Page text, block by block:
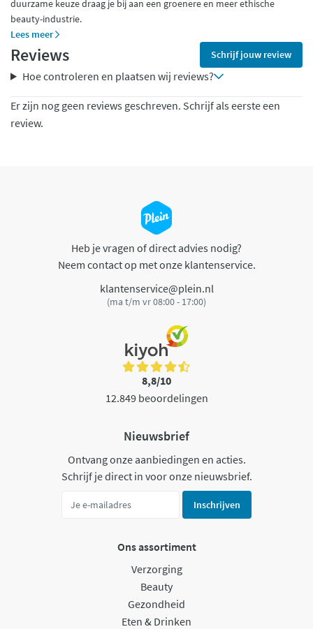
duurzame keuze draag je bij aan een groenere en meer ethische
beauty-industrie.
Lees meer
Reviews Schrijf jouw review
Hoe controleren en plaatsen wij reviews?
Er zijn nog geen reviews geschreven. Schrijf als eerste een
review.
Heb je vragen of direct advies nodig?
Neem contact op met onze klantenservice.
klantenservice@plein.nl
(ma t/m vr 08:00 - 17:00)
8,8/10
12.849 beoordelingen
Nieuwsbrief
Ontvang onze aanbiedingen en acties.
Schrijf je direct in voor onze nieuwsbrief.
Inschrijven
Ons assortiment
Verzorging
Beauty
Gezondheid
Eten & Drinken